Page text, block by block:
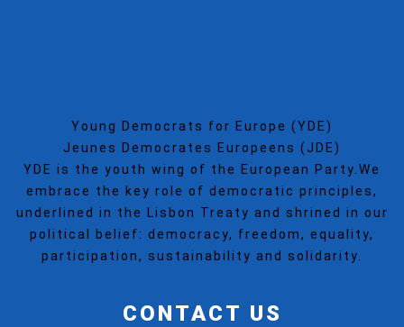
Young Democrats for Europe (YDE)
Jeunes Democrates Europeens (JDE)
YDE is the youth wing of the European Party.We
embrace the key role of democratic principles,
underlined in the Lisbon Treaty and shrined in our
political belief: democracy, freedom, equality,
participation, sustainability and solidarity.
CONTACT US